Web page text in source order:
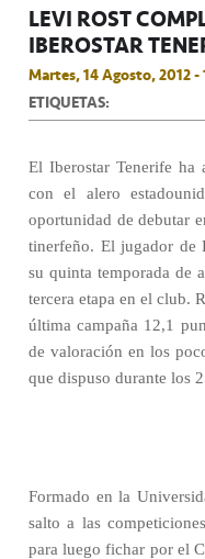
LEVI ROST
IBEROSTAR
Martes, 14 Agosto, 2012 -
ETIQUETAS:
El Iberostar Tenerife ha
con el alero
oportunidad de debutar
tinerfeño. El jugador de
su quinta temporada de
tercera etapa en el club.
última campaña 12,1
de valoración en los
que dispuso durante los
Formado en la
salto a las
para luego fichar por el